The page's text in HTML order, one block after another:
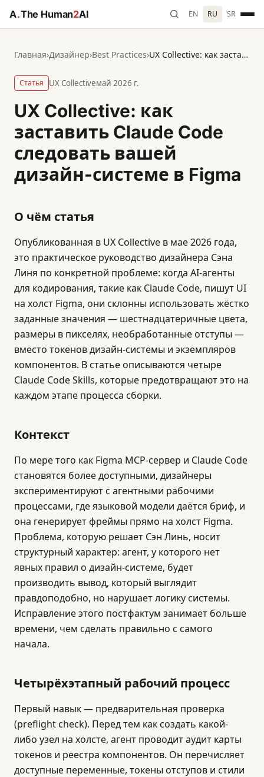
A.The Human2AI EN RU SR
Главная›Дизайнер›Best Practices› UX Collective: как заставить Claude Code следовать вашей дизайн-системе в Figma
Статья UX Collectiveмай 2026 г.
UX Collective: как
заставить Claude Code
следовать вашей
дизайн-системе в Figma
О чём статья
Опубликованная в UX Collective в мае 2026 года,
это практическое руководство дизайнера Сэна
Линя по конкретной проблеме: когда AI-агенты
для кодирования, такие как Claude Code, пишут UI
на холст Figma, они склонны использовать жёстко
заданные значения — шестнадцатеричные цвета,
размеры в пикселях, необработанные отступы —
вместо токенов дизайн-системы и экземпляров
компонентов. В статье описываются четыре
Claude Code Skills, которые предотвращают это на
каждом этапе процесса сборки.
Контекст
По мере того как Figma MCP-сервер и Claude Code
становятся более доступными, дизайнеры
экспериментируют с агентными рабочими
процессами, где языковой модели даётся бриф, и
она генерирует фреймы прямо на холст Figma.
Проблема, которую решает Сэн Линь, носит
структурный характер: агент, у которого нет
явных правил о дизайн-системе, будет
производить вывод, который выглядит
правдоподобно, но нарушает логику системы.
Исправление этого постфактум занимает больше
времени, чем сделать правильно с самого
начала.
Четырёхэтапный рабочий процесс
Первый навык — предварительная проверка
(preflight check). Перед тем как создать какой-
либо узел на холсте, агент проводит аудит карты
токенов и реестра компонентов. Он перечисляет
доступные переменные, токены отступов и стили